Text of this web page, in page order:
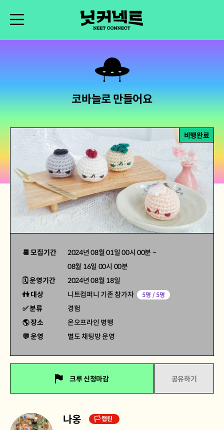
코바늘로 만들어요
비행완료
📆 모집기간 2024년 08월 01일 00시 00분 ~
08월 16일 00시 00분
🗓 운영기간
2024년 08월 18일
👫 대상
니트컴퍼니 기존 참가자 5명 / 5명
✅ 분류
경험
🌎 장소
온오프라인 병행
💬 운영
별도 채팅방 운영
크루 신청마감 공유하기
나옹 🏳 캡틴